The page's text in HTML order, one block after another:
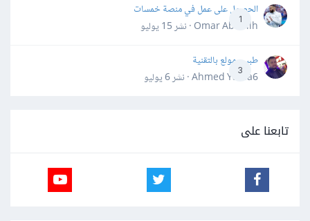
1
الحصول على عمل في منصة خمسات
Omar Abdallh · نشر
15 يوليو
3
طبيب مولع بالتقنية
Ahmed Yahia6 · نشر
6 يوليو
تابعنا على